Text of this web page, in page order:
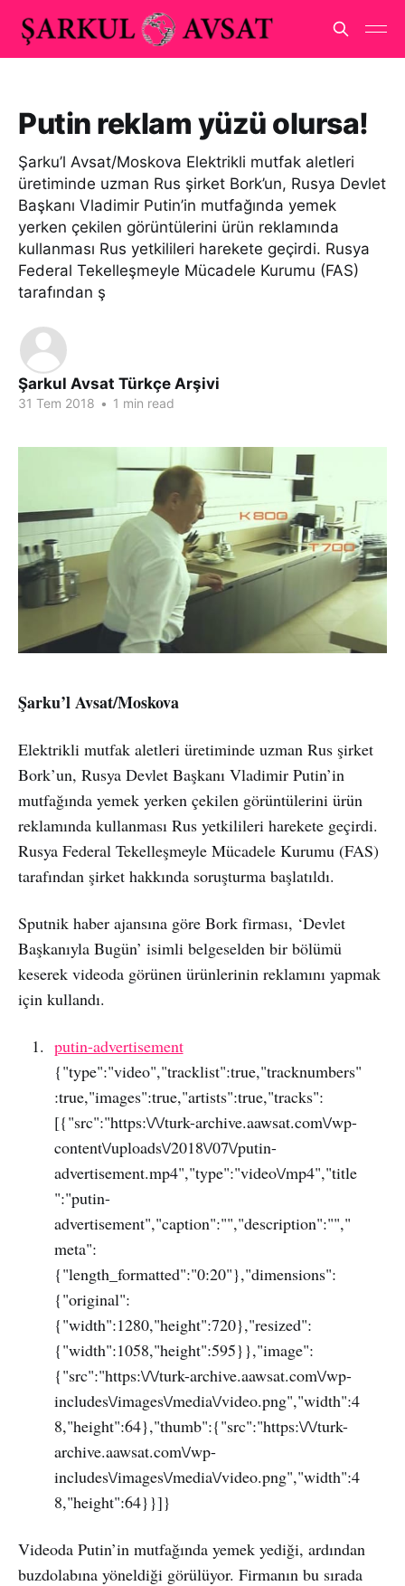
Putin reklam yüzü olursa!
Şarku’l Avsat/Moskova Elektrikli mutfak aletleri
üretiminde uzman Rus şirket Bork’un, Rusya Devlet
Başkanı Vladimir Putin’in mutfağında yemek
yerken çekilen görüntülerini ürün reklamında
kullanması Rus yetkilileri harekete geçirdi. Rusya
Federal Tekelleşmeyle Mücadele Kurumu (FAS)
tarafından ş
Şarkul Avsat Türkçe Arşivi
31 Tem 2018 • 1 min read
Şarku’l Avsat/Moskova
Elektrikli mutfak aletleri üretiminde uzman Rus şirket
Bork’un, Rusya Devlet Başkanı Vladimir Putin’in
mutfağında yemek yerken çekilen görüntülerini ürün
reklamında kullanması Rus yetkilileri harekete geçirdi.
Rusya Federal Tekelleşmeyle Mücadele Kurumu (FAS)
tarafından şirket hakkında soruşturma başlatıldı.
Sputnik haber ajansına göre Bork firması, ‘Devlet
Başkanıyla Bugün’ isimli belgeselden bir bölümü
keserek videoda görünen ürünlerinin reklamını yapmak
için kullandı.
putin-advertisement
{"type":"video","tracklist":true,"tracknumbers"
:true,"images":true,"artists":true,"tracks":
[{"src":"https:\/\/turk-archive.aawsat.com\/wp-
content\/uploads\/2018\/07\/putin-
advertisement.mp4","type":"video\/mp4","title
":"putin-
advertisement","caption":"","description":"","
meta":
{"length_formatted":"0:20"},"dimensions":
{"original":
{"width":1280,"height":720},"resized":
{"width":1058,"height":595}},"image":
{"src":"https:\/\/turk-archive.aawsat.com\/wp-
includes\/images\/media\/video.png","width":4
8,"height":64},"thumb":{"src":"https:\/\/turk-
archive.aawsat.com\/wp-
includes\/images\/media\/video.png","width":4
8,"height":64}}]}
Videoda Putin’in mutfağında yemek yediği, ardından
buzdolabına yöneldiği görülüyor. Firmanın bu sırada